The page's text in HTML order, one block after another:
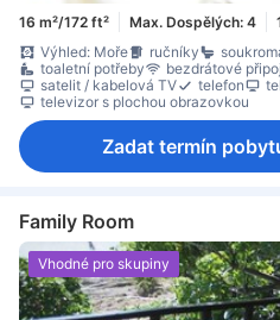
16 m²/172 ft² Max. Dospělých: 4
Výhled: Moře
ručníky
toaletní potřeby
bezdrátové
satelit / kabelová TV
telefon
televizor s plochou obrazovkou
Zadat termín
Family Room
Vhodné pro skupiny